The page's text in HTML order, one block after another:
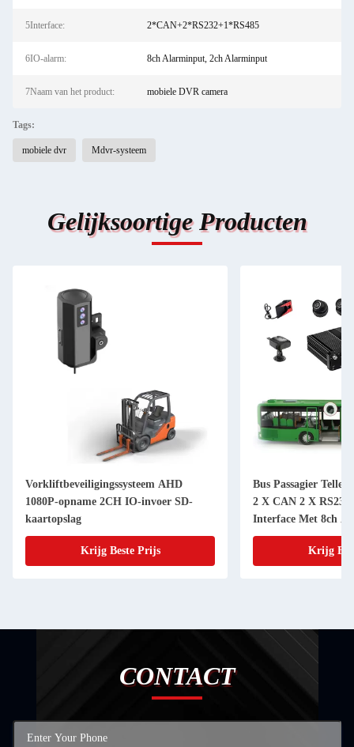
5Interface: 2*CAN+2*RS232+1*RS485
6IO-alarm: 8ch Alarminput, 2ch Alarminput
7Naam van het product: mobiele DVR camera
Tags:
mobiele dvr Mdvr-systeem
Gelijksoortige Producten
Vorkliftbeveiligingssysteem AHD
1080P-opname 2CH IO-invoer SD-
kaartopslag
Krijg Beste Prijs
Bus Passagier
2 X CAN 2 X RS232
Interface Met 8ch
Krijg
CONTACT